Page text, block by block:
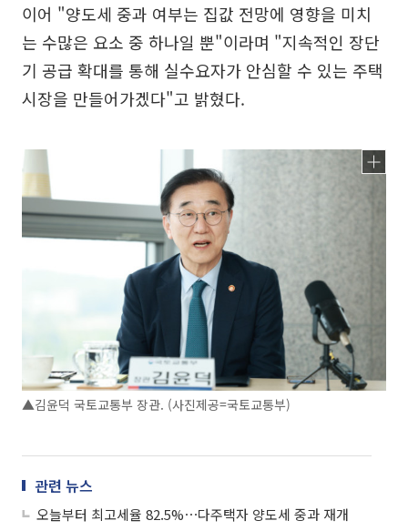
이어 "양도세 중과 여부는 집값 전망에 영향을 미치
는 수많은 요소 중 하나일 뿐"이라며 "지속적인 장단
기 공급 확대를 통해 실수요자가 안심할 수 있는 주택
시장을 만들어가겠다"고 밝혔다.
▲김윤덕 국토교통부 장관. (사진제공=국토교통부)
관련 뉴스
오늘부터 최고세율 82.5%⋯다주택자 양도세 중과 재개